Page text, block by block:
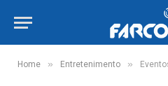
Home » Entretenimento » Eventos de